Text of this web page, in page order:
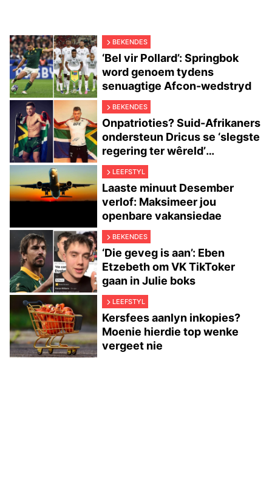
BEKENDES
‘Bel vir Pollard’: Springbok
word genoem tydens
senuagtige Afcon-wedstryd
BEKENDES
Onpatrioties? Suid-Afrikaners
ondersteun Dricus se ‘slegste
regering ter wêreld’
kommentaar
LEEFSTYL
Laaste minuut Desember
verlof: Maksimeer jou
openbare vakansiedae
BEKENDES
‘Die geveg is aan’: Eben
Etzebeth om VK TikToker
gaan in Julie boks
LEEFSTYL
Kersfees aanlyn inkopies?
Moenie hierdie top wenke
vergeet nie